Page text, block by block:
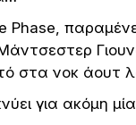
Phase,
στα νοκ άουτ
για ακόμη